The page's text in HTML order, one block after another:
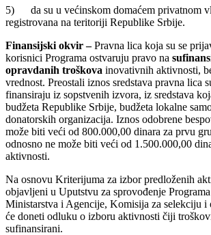
5) da su u većinskom domaćem privatnom
registrovana na teritoriji Republike Srbije.
Finansijski okvir–Pravna lica koja su se
korisnici Programa ostvaruju pravo na
opravdanih troškova inovativnih aktivnosti,
vrednost. Preostali iznos sredstava pravna lica
finansiraju iz sopstvenih izvora, iz sredstava
budžeta Republike Srbije, budžeta lokalne
donatorskih organizacija. Iznos odobrene
može biti veći od 800.000,00 dinara za prvu
odnosno ne može biti veći od 1.500.000,00
aktivnosti.
Na osnovu Kriterijuma za izbor predloženih
objavljeni u Uputstvu za sprovođenje
Ministarstva i Agencije, Komisija za selekciju i
će doneti odluku o izboru aktivnosti čiji
sufinansirani.